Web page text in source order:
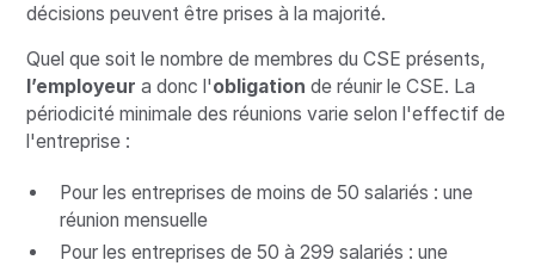
décisions peuvent être prises à la majorité.
Quel que soit le nombre de membres du CSE présents,
l’employeur a donc l'obligation de réunir le CSE. La
périodicité minimale des réunions varie selon l'effectif de
l'entreprise :
Pour les entreprises de moins de 50 salariés : une
réunion mensuelle
Pour les entreprises de 50 à 299 salariés : une